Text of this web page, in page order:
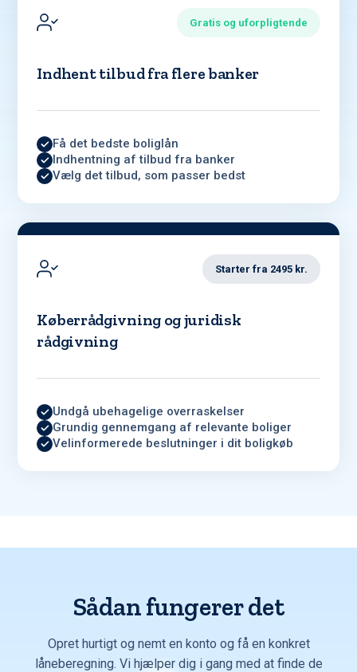
Gratis og uforpligtende
Indhent tilbud fra flere banker
Få det bedste boliglån
Indhentning af tilbud fra banker
Vælg det tilbud, som passer bedst
Starter fra 2495 kr.
Køberrådgivning og juridisk
rådgivning
Undgå ubehagelige overraskelser
Grundig gennemgang af relevante boliger
Velinformerede beslutninger i dit boligkøb
Sådan fungerer det
Opret hurtigt og nemt en konto og få en konkret
låneberegning. Vi hjælper dig i gang med at finde de